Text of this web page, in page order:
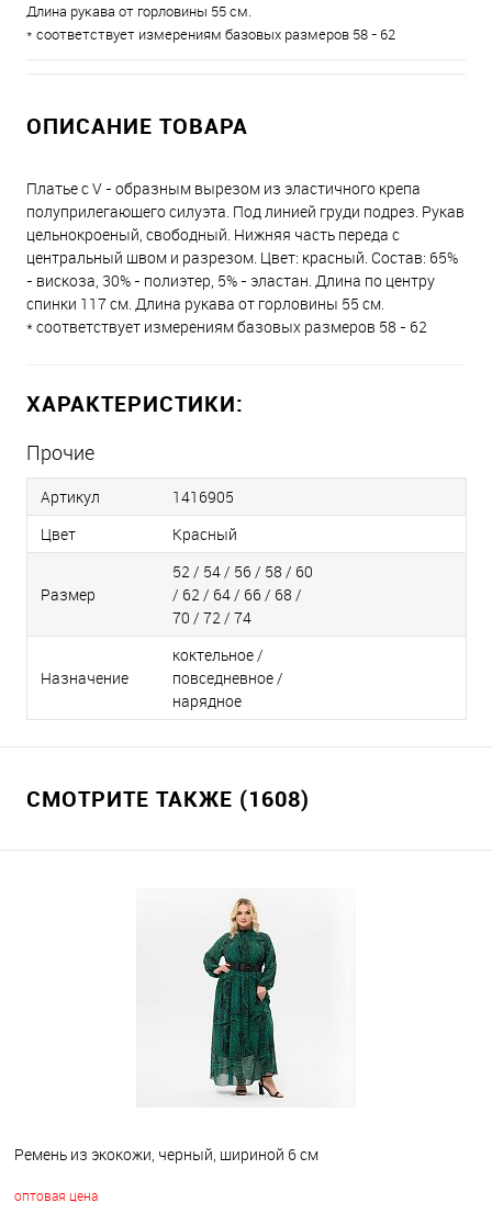
Длина рукава от горловины 55 см.
* соответствует измерениям базовых размеров 58 - 62
ОПИСАНИЕ ТОВАРА
Платье с V - образным вырезом из эластичного крепа
полуприлегающего силуэта. Под линией груди подрез. Рукав
цельнокроеный, свободный. Нижняя часть переда с
центральный швом и разрезом. Цвет: красный. Состав: 65%
- вискоза, 30% - полиэтер, 5% - эластан. Длина по центру
спинки 117 см. Длина рукава от горловины 55 см.
* соответствует измерениям базовых размеров 58 - 62
ХАРАКТЕРИСТИКИ:
Прочие
Артикул
1416905
Цвет
Красный
Размер
52 / 54 / 56 / 58 / 60
/ 62 / 64 / 66 / 68 /
70 / 72 / 74
Назначение
коктельное /
повседневное /
нарядное
СМОТРИТЕ ТАКЖЕ (1608)
Ремень из экокожи, черный, шириной 6 см
оптовая цена